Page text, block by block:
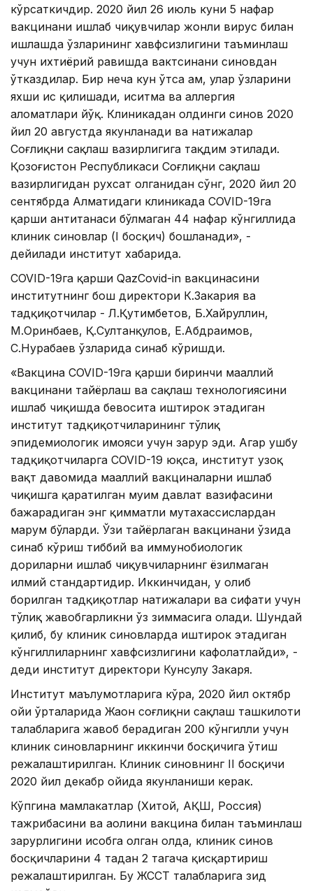
кўрсаткичдир. 2020 йил 26 июль куни 5 нафар
вакцинани ишлаб чиқувчилар жонли вирус билан
ишлашда ўзларининг хавфсизлигини таъминлаш
учун ихтиёрий равишда вактсинани синовдан
ўтказдилар. Бир неча кун ўтса ҳам, улар ўзларини
яхши ҳис қилишади, иситма ва аллергия
аломатлари йўқ. Клиникадан олдинги синов 2020
йил 20 августда якунланади ва натижалар
Соғлиқни сақлаш вазирлигига тақдим этилади.
Қозоғистон Республикаси Соғлиқни сақлаш
вазирлигидан рухсат олганидан сўнг, 2020 йил 20
сентябрда Алматидаги клиникада COVID-19га
қарши антитанаси бўлмаган 44 нафар кўнгиллида
клиник синовлар (I босқич) бошланади», -
дейилади институт хабарида.
COVID-19га қарши QazCovid-in вакцинасини
институтнинг бош директори К.Закария ва
тадқиқотчилар - Л.Қутимбетов, Б.Хайруллин,
М.Оринбаев, Қ.Султанқулов, Е.Абдраимов,
С.Нурабаев ўзларида синаб кўришди.
«Вакцина COVID-19га қарши биринчи маҳаллий
вакцинани тайёрлаш ва сақлаш технологиясини
ишлаб чиқишда бевосита иштирок этадиган
институт тадқиқотчиларининг тўлиқ
эпидемиологик ҳимояси учун зарур эди. Агар ушбу
тадқиқотчиларга COVID-19 юқса, институт узоқ
вақт давомида маҳаллий вакциналарни ишлаб
чиқишга қаратилган муҳим давлат вазифасини
бажарадиган энг қимматли мутахассислардан
маҳрум бўларди. Ўзи тайёрлаган вакцинани ўзида
синаб кўриш тиббий ва иммунобиологик
дориларни ишлаб чиқувчиларнинг ёзилмаган
илмий стандартидир. Иккинчидан, у олиб
борилган тадқиқотлар натижалари ва сифати учун
тўлиқ жавобгарликни ўз зиммасига олади. Шундай
қилиб, бу клиник синовларда иштирок этадиган
кўнгиллиларнинг хавфсизлигини кафолатлайди», -
деди институт директори Кунсулу Закаря.
Институт маълумотларига кўра, 2020 йил октябр
ойи ўрталарида Жаҳон соғлиқни сақлаш ташкилоти
талабларига жавоб берадиган 200 кўнгилли учун
клиник синовларнинг иккинчи босқичига ўтиш
режалаштирилган. Клиник синовнинг II босқичи
2020 йил декабр ойида якунланиши керак.
Кўпгина мамлакатлар (Хитой, АҚШ, Россия)
тажрибасини ва аҳолини вакцина билан таъминлаш
зарурлигини ҳисобга олган ҳолда, клиник синов
босқичларини 4 тадан 2 тагача қисқартириш
режалаштирилган. Бу ЖССТ талабларига зид